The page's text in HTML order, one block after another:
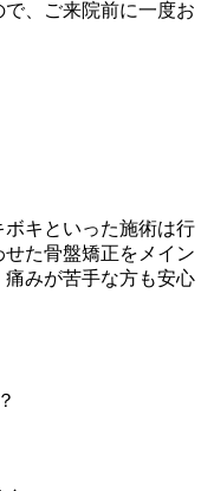
、ご来院前に一度お
キといった施術は行
た骨盤矯正をメイン
みが苦手な方も安心